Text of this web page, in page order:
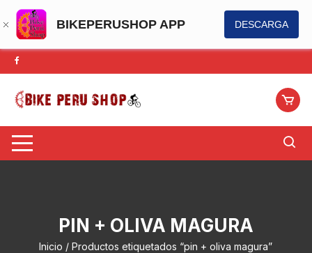
BIKEPERUSHOP APP DESCARGA
Saltar
al
contenido
PIN + OLIVA MAGURA
Inicio / Productos etiquetados “pin + oliva magura”